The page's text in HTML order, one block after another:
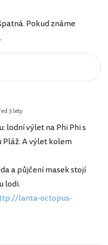
Pokud známe
3 lety
lodní výlet na Phi Phi s
Pláž. A výlet kolem
a půjčení masek stojí
lodi.
lanta-octopus-